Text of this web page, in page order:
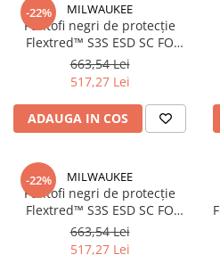
Organizatoare
Accesorii unelte
Role abrazive
Unelte electrice speciale
Instrumente de masurat si trasat
Rigle si echere
Nivele
Rulete
Markere
Suruburi, cuie, dibluri si alte
elemente de fixare
-22% MILWAUKEE
Pantofi negri de protecție
Flextred™ S3S ESD SC FO
SR39, mărimea 39/6,
(4932493717)
663,54 Lei
517,27 Lei
ADAUGA IN COS
-22% MILWAUKEE
Pantofi negri de protecție
Flextred™ S3S ESD SC FO
SR45, mărimea 45/10.5,
(4932493723)
663,54 Lei
517,27 Lei